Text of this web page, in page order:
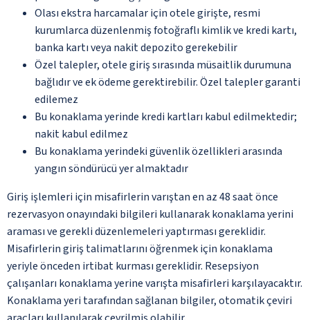
Olası ekstra harcamalar için otele girişte, resmi
kurumlarca düzenlenmiş fotoğraflı kimlik ve kredi kartı,
banka kartı veya nakit depozito gerekebilir
Özel talepler, otele giriş sırasında müsaitlik durumuna
bağlıdır ve ek ödeme gerektirebilir. Özel talepler garanti
edilemez
Bu konaklama yerinde kredi kartları kabul edilmektedir;
nakit kabul edilmez
Bu konaklama yerindeki güvenlik özellikleri arasında
yangın söndürücü yer almaktadır
Giriş işlemleri için misafirlerin varıştan en az 48 saat önce
rezervasyon onayındaki bilgileri kullanarak konaklama yerini
araması ve gerekli düzenlemeleri yaptırması gereklidir.
Misafirlerin giriş talimatlarını öğrenmek için konaklama
yeriyle önceden irtibat kurması gereklidir. Resepsiyon
çalışanları konaklama yerine varışta misafirleri karşılayacaktır.
Konaklama yeri tarafından sağlanan bilgiler, otomatik çeviri